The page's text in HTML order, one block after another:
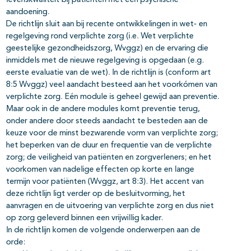
aandoening.
De richtlijn sluit aan bij recente ontwikkelingen in wet- en
regelgeving rond verplichte zorg (i.e. Wet verplichte
geestelijke gezondheidszorg, Wvggz) en de ervaring die
inmiddels met de nieuwe regelgeving is opgedaan (e.g.
eerste evaluatie van de wet). In de richtlijn is (conform art
8:5 Wvggz) veel aandacht besteed aan het voorkómen van
verplichte zorg. Eén module is geheel gewijd aan preventie.
Maar ook in de andere modules komt preventie terug,
onder andere door steeds aandacht te besteden aan de
keuze voor de minst bezwarende vorm van verplichte zorg;
het beperken van de duur en frequentie van de verplichte
zorg; de veiligheid van patiënten en zorgverleners; en het
voorkomen van nadelige effecten op korte en lange
termijn voor patiënten (Wvggz, art 8:3). Het accent van
deze richtlijn ligt verder op de besluitvorming, het
aanvragen en de uitvoering van verplichte zorg en dus niet
op zorg geleverd binnen een vrijwillig kader.
In de richtlijn komen de volgende onderwerpen aan de
orde: